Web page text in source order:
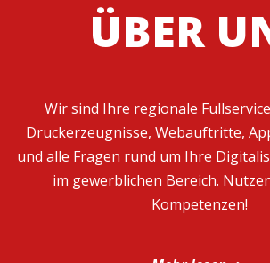
ÜBER
Wir sind Ihre regionale
Druckerzeugnisse, Webauftritte,
und alle Fragen rund um Ihre
im gewerblichen Bereich.
Kompetenzen!